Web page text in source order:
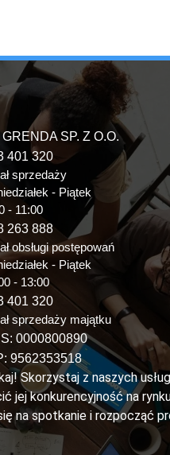
SP. Z O.O.
401 320
sprzedaży
- Piątek
- 11:00
263 888
obsługi postępowań
- Piątek
- 13:00
401 320
sprzedaży majątku
0000800890
9562353518
Skorzystaj z naszych
jej konkurencyjność na
na spotkanie i rozpocząć